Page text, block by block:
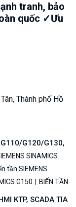
tranh, bảo
quốc ✓Ưu
Thành phố Hồ
G120/G130,
SINAMICS
tần SIEMENS
G150 BIẾN TẦN
KTP, SCADA TIA